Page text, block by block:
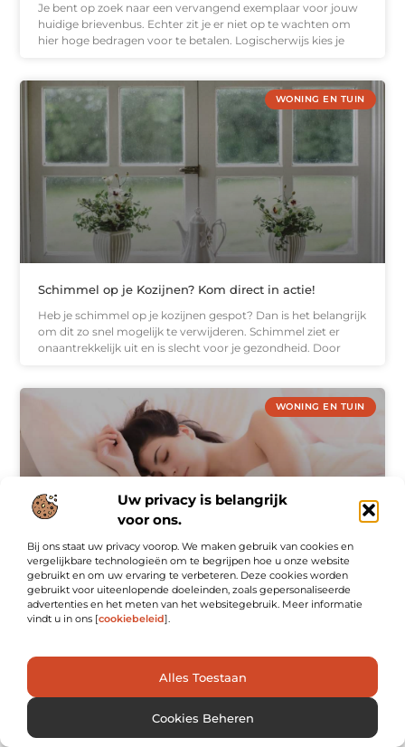
Uw privacy is belangrijk
voor ons.
Bij ons staat uw privacy voorop. We maken gebruik van cookies en
vergelijkbare technologieën om te begrijpen hoe u onze website
gebruikt en om uw ervaring te verbeteren. Deze cookies worden
gebruikt voor uiteenlopende doeleinden, zoals gepersonaliseerde
advertenties en het meten van het websitegebruik. Meer informatie
vindt u in ons [cookiebeleid].
Alles Toestaan
Cookies Beheren
Je bent op zoek naar een vervangend exemplaar voor jouw
huidige brievenbus. Echter zit je er niet op te wachten om
hier hoge bedragen voor te betalen. Logischerwijs kies je
WONING EN TUIN
Schimmel op je Kozijnen? Kom direct in actie!
Heb je schimmel op je kozijnen gespot? Dan is het belangrijk
om dit zo snel mogelijk te verwijderen. Schimmel ziet er
onaantrekkelijk uit en is slecht voor je gezondheid. Door
WONING EN TUIN
Energie besparen en comfortabel warm met een
elektrische deken
comfortabel te blijven terwijl u slaapt? Een elektrische deken
kan de oplossing zijn. Elektrische dekens zijn een